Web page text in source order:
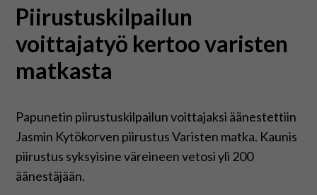
Tietoa
Materiaalit
Saavutettavuus
På svenska
Piirustuskilpailun
voittajatyö kertoo varisten
matkasta
Papunetin piirustuskilpailun voittajaksi äänestettiin
Jasmin Kytökorven piirustus Varisten matka. Kaunis
piirustus syksyisine väreineen vetosi yli 200
äänestäjään.